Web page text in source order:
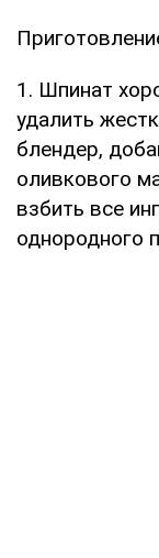
1. Шпинат
удалить
блендер,
оливкового
взбить все
однородного